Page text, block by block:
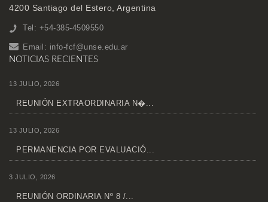
4200 Santiago del Estero, Argentina
Tel: +54-385-4509550
Email: info-fcf@unse.edu.ar
NOTICIAS RECIENTES
13 JULIO, 2026
REUNIÓN EXTRAORDINARIA N�...
13 JULIO, 2026
PERMANENCIA POR EVALUACIÓ...
3 JULIO, 2026
REUNIÓN ORDINARIA Nº 8 /...